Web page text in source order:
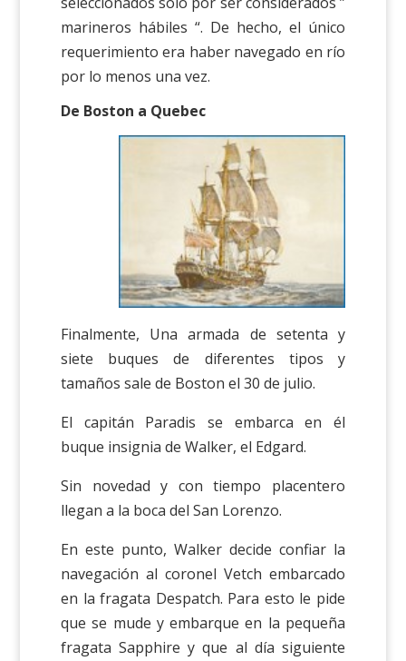
marineros hábiles “. De hecho, el único
requerimiento era haber navegado en río
por lo menos una vez.
De Boston a Quebec
Finalmente, Una armada de setenta y
siete buques de diferentes tipos y
tamaños sale de Boston el 30 de julio.
El capitán Paradis se embarca en él
buque insignia de Walker, el Edgard.
Sin novedad y con tiempo placentero
llegan a la boca del San Lorenzo.
En este punto, Walker decide confiar la
navegación al coronel Vetch embarcado
en la fragata Despatch. Para esto le pide
que se mude y embarque en la pequeña
fragata Sapphire y que al día siguiente